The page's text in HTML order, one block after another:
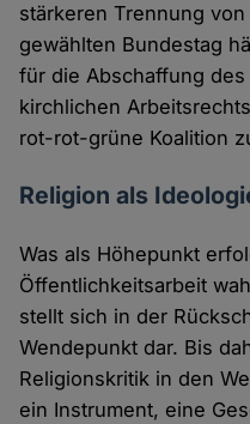
stärkeren Trennung
gewählten Bundestag
für die Abschaffung
kirchlichen
rot-rot-grüne Koalition
Religion als
Was als Höhepunkt
Öffentlichkeitsarbeit
stellt sich in der
Wendepunkt dar. Bis
Religionskritik in den
ein Instrument, eine